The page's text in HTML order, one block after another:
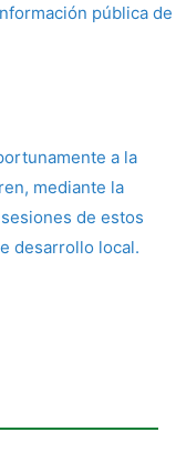
pública de
a la
mediante la
de estos
desarrollo local.